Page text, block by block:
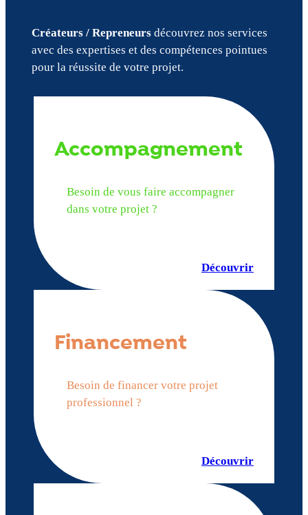
Créateurs / Repreneursdécouvrez nos services
avec des expertises et des compétences pointues
pour la réussite de votre projet.
Accompagnement
Besoin de vous faire accompagner
dans votre projet ?
Découvrir
Financement
Besoin de financer votre projet
professionnel ?
Découvrir